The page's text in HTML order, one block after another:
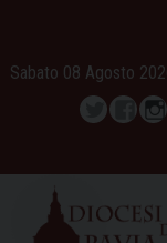
content
Sabato 08 Agosto
Twitter